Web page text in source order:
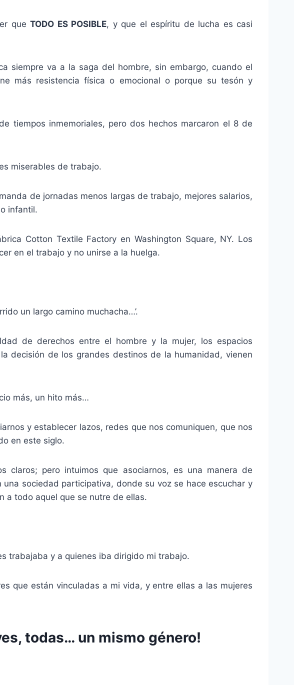
queTODO ES POSIBLE, y que el espíritu de lucha es casi
siempre va a la saga del hombre, sin embargo, cuando el
más resistencia física o emocional o porque su tesón y
tiempos inmemoriales, pero dos hechos marcaron el 8 de
miserables de trabajo.
de jornadas menos largas de trabajo, mejores salarios,
infantil.
Cotton Textile Factory en Washington Square, NY. Los
en el trabajo y no unirse a la huelga.
un largo camino muchacha…’.
de derechos entre el hombre y la mujer, los espacios
decisión de los grandes destinos de la humanidad, vienen
más, un hito más…
y establecer lazos, redes que nos comuniquen, que nos
en este siglo.
claros; pero intuimos que asociarnos, es una manera de
sociedad participativa, donde su voz se hace escuchar y
a todo aquel que se nutre de ellas.
trabajaba y a quienes iba dirigido mi trabajo.
que están vinculadas a mi vida, y entre ellas a las mujeres
todas… un mismo género!